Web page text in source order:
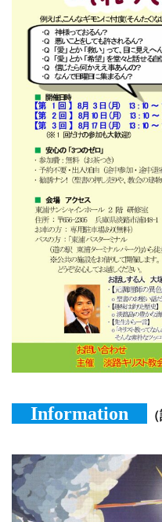
Information